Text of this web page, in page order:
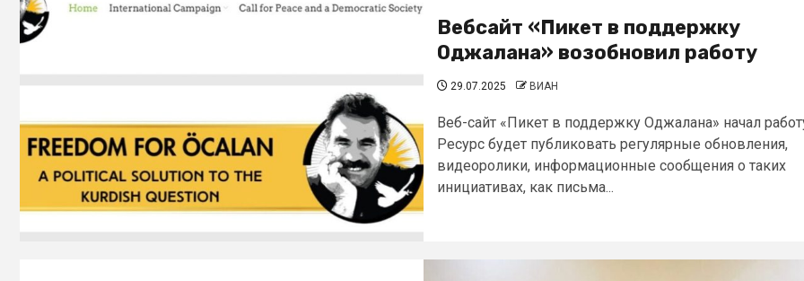
Вебсайт «Пикет в поддержку
Оджалана» возобновил работу
29.07.2025 ВИАН
Веб-сайт «Пикет в поддержку Оджалана» начал
Ресурс будет публиковать регулярные обновления,
видеоролики, информационные сообщения о таких
инициативах, как письма...